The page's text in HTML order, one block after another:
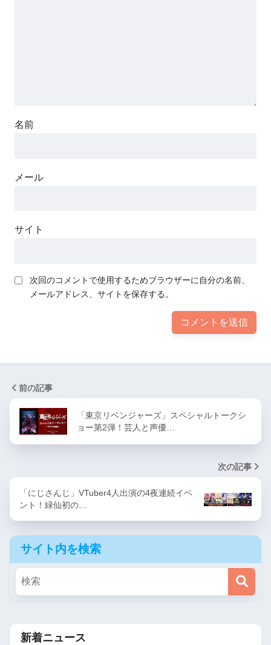
名前
メール
サイト
次回のコメントで使用するためブラウザーに自分の名前、
メールアドレス、サイトを保存する。
前の記事
「東京リベンジャーズ」スペシャルトークシ
ョー第2弾！芸人と声優…
次の記事
「にじさんじ」VTuber4人出演の4夜連続イベ
ント！緑仙初の…
サイト内を検索
新着ニュース